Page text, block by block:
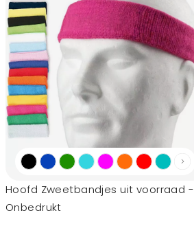
Hoofd Zweetbandjes uit voorraad -
Onbedrukt